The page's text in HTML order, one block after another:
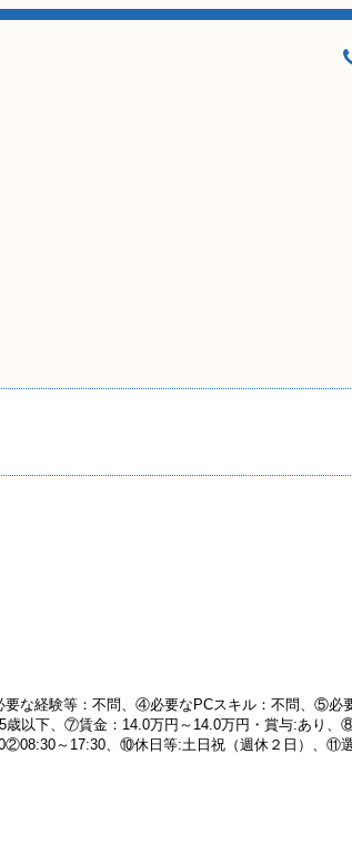
な経験等：不問、④必要なPCスキル：不問、⑤必
以下、⑦賃金：14.0万円～14.0万円・賞与:あり、
～17:30、⑩休日等:土日祝（週休２日）、⑪